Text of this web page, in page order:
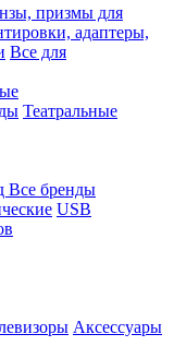
призмы для
адаптеры,
Все для
Театральные
Все бренды
USB
Аксессуары